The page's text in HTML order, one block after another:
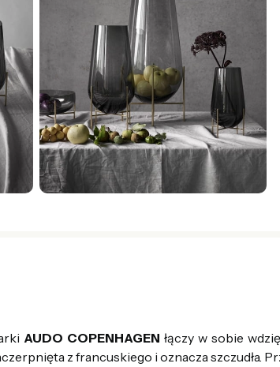
AUDO COPENHAGEN łączy w sobie
z francuskiego i oznacza szczudła.